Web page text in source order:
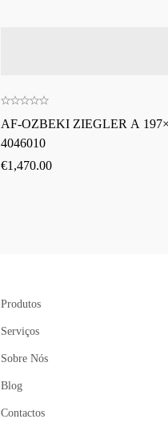
AF-OZBEKI ZIEGLER A
4046010
€1,470.00
Produtos
Serviços
Sobre Nós
Blog
Contactos